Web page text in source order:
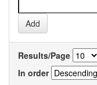
Results/Page
In order